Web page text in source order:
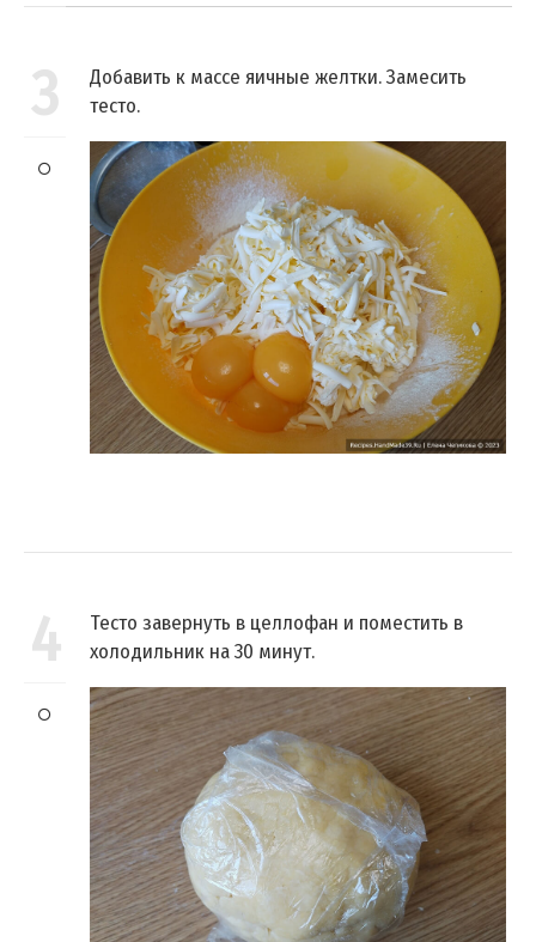
3
Добавить к массе яичные желтки. Замесить
тесто.
4
Тесто завернуть в целлофан и поместить в
холодильник на 30 минут.